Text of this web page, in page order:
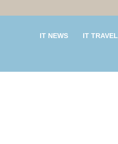
IT NEWS IT TRAVEL